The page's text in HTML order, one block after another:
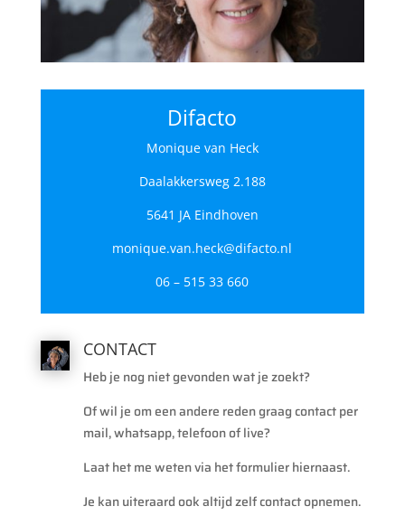
Difacto
Monique van Heck
Daalakkersweg 2.188
5641 JA Eindhoven
monique.van.heck@difacto.nl
06 – 515 33 660
CONTACT
Heb je nog niet gevonden wat je zoekt?
Of wil je om een andere reden graag contact per
mail, whatsapp, telefoon of live?
Laat het me weten via het formulier hiernaast.
Je kan uiteraard ook altijd zelf contact opnemen.